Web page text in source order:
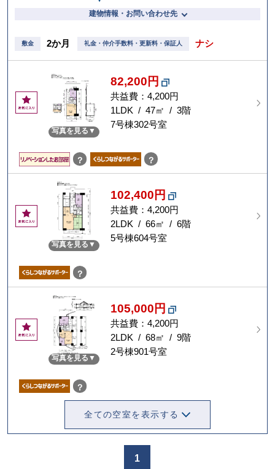
建物情報・お問い合わせ先
敷金 2か月 礼金・仲介手数料・更新料・保証人 ナシ
お
気
写真を見る
82,200円
共益費：4,200円
1LDK / 47㎡ / 3階
7号棟302号室
？ ？
お
気
写真を見る
102,400円
共益費：4,200円
2LDK / 66㎡ / 6階
5号棟604号室
？
お
気
写真を見る
105,000円
共益費：4,200円
2LDK / 68㎡ / 9階
2号棟901号室
？
全ての空室を表示する
1